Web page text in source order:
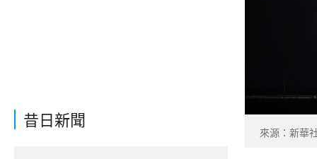
昔日新聞
來源：新華